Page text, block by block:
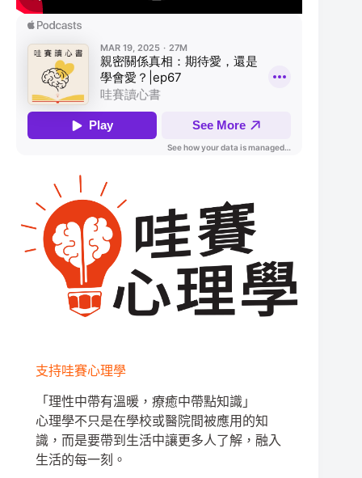
支持哇賽心理學
「理性中帶有溫暖，療癒中帶點知識」
心理學不只是在學校或醫院間被應用的知
識，而是要帶到生活中讓更多人了解，融入
生活的每一刻。